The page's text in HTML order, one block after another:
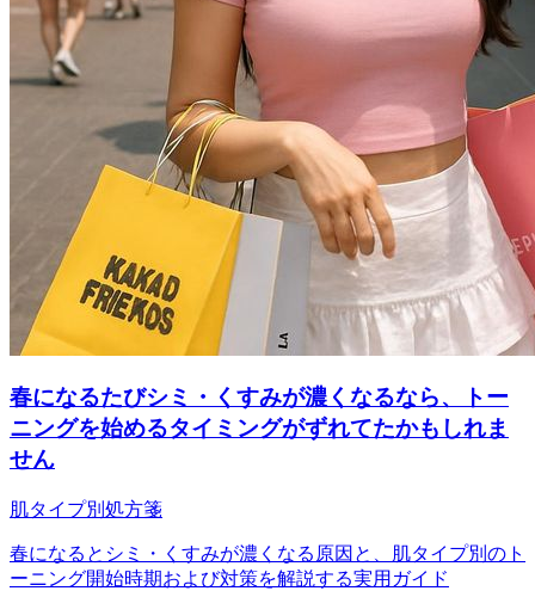
春になるたびシミ・くすみが濃くなるなら、トー
ニングを始めるタイミングがずれてたかもしれま
せん
肌タイプ別処方箋
春になるとシミ・くすみが濃くなる原因と、肌タイプ別のト
ーニング開始時期および対策を解説する実用ガイド